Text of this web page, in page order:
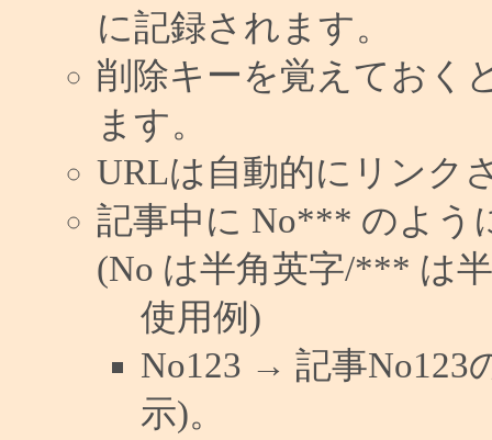
に記録されます。
削除キーを覚えておく
ます。
URLは自動的にリンク
記事中に No*** のよう
(No は半角英字/*** は
使用例)
No123 → 記事No123
示)。